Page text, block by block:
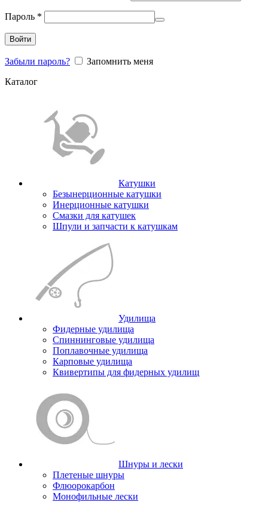
Пароль *
Войти
Забыли пароль?
Запомнить меня
Каталог
Катушки
Безынерционные катушки
Инерционные катушки
Смазки для катушек
Шпули и запчасти к катушкам
Удилища
Фидерные удилища
Спиннинговые удилища
Поплавочные удилища
Карповые удилища
Квивертипы для фидерных удилищ
Шнуры и лески
Плетеные шнуры
Флюорокарбон
Монофильные лески